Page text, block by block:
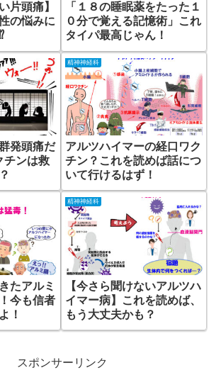
片頭痛】
の悩みに
「１８の睡眠薬をたった１
０分で覚える記憶術」これ
タイパ最高じゃん！
発頭痛だ
チンは救
精神神経科
アルツハイマーの経口ワク
チン？これを読めば話につ
いて行けるはず！
たアルミ
今も信者
！
精神神経科
【今さら聞けないアルツハ
イマー病】これを読めば、
もう大丈夫かも？
スポンサーリンク